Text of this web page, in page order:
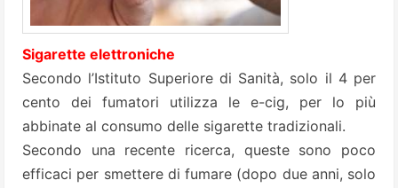
Sigarette elettroniche
Secondo l’Istituto Superiore di Sanità, solo il 4 per
cento dei fumatori utilizza le e-cig, per lo più
abbinate al consumo delle sigarette tradizionali.
Secondo una recente ricerca, queste sono poco
efficaci per smettere di fumare (dopo due anni, solo